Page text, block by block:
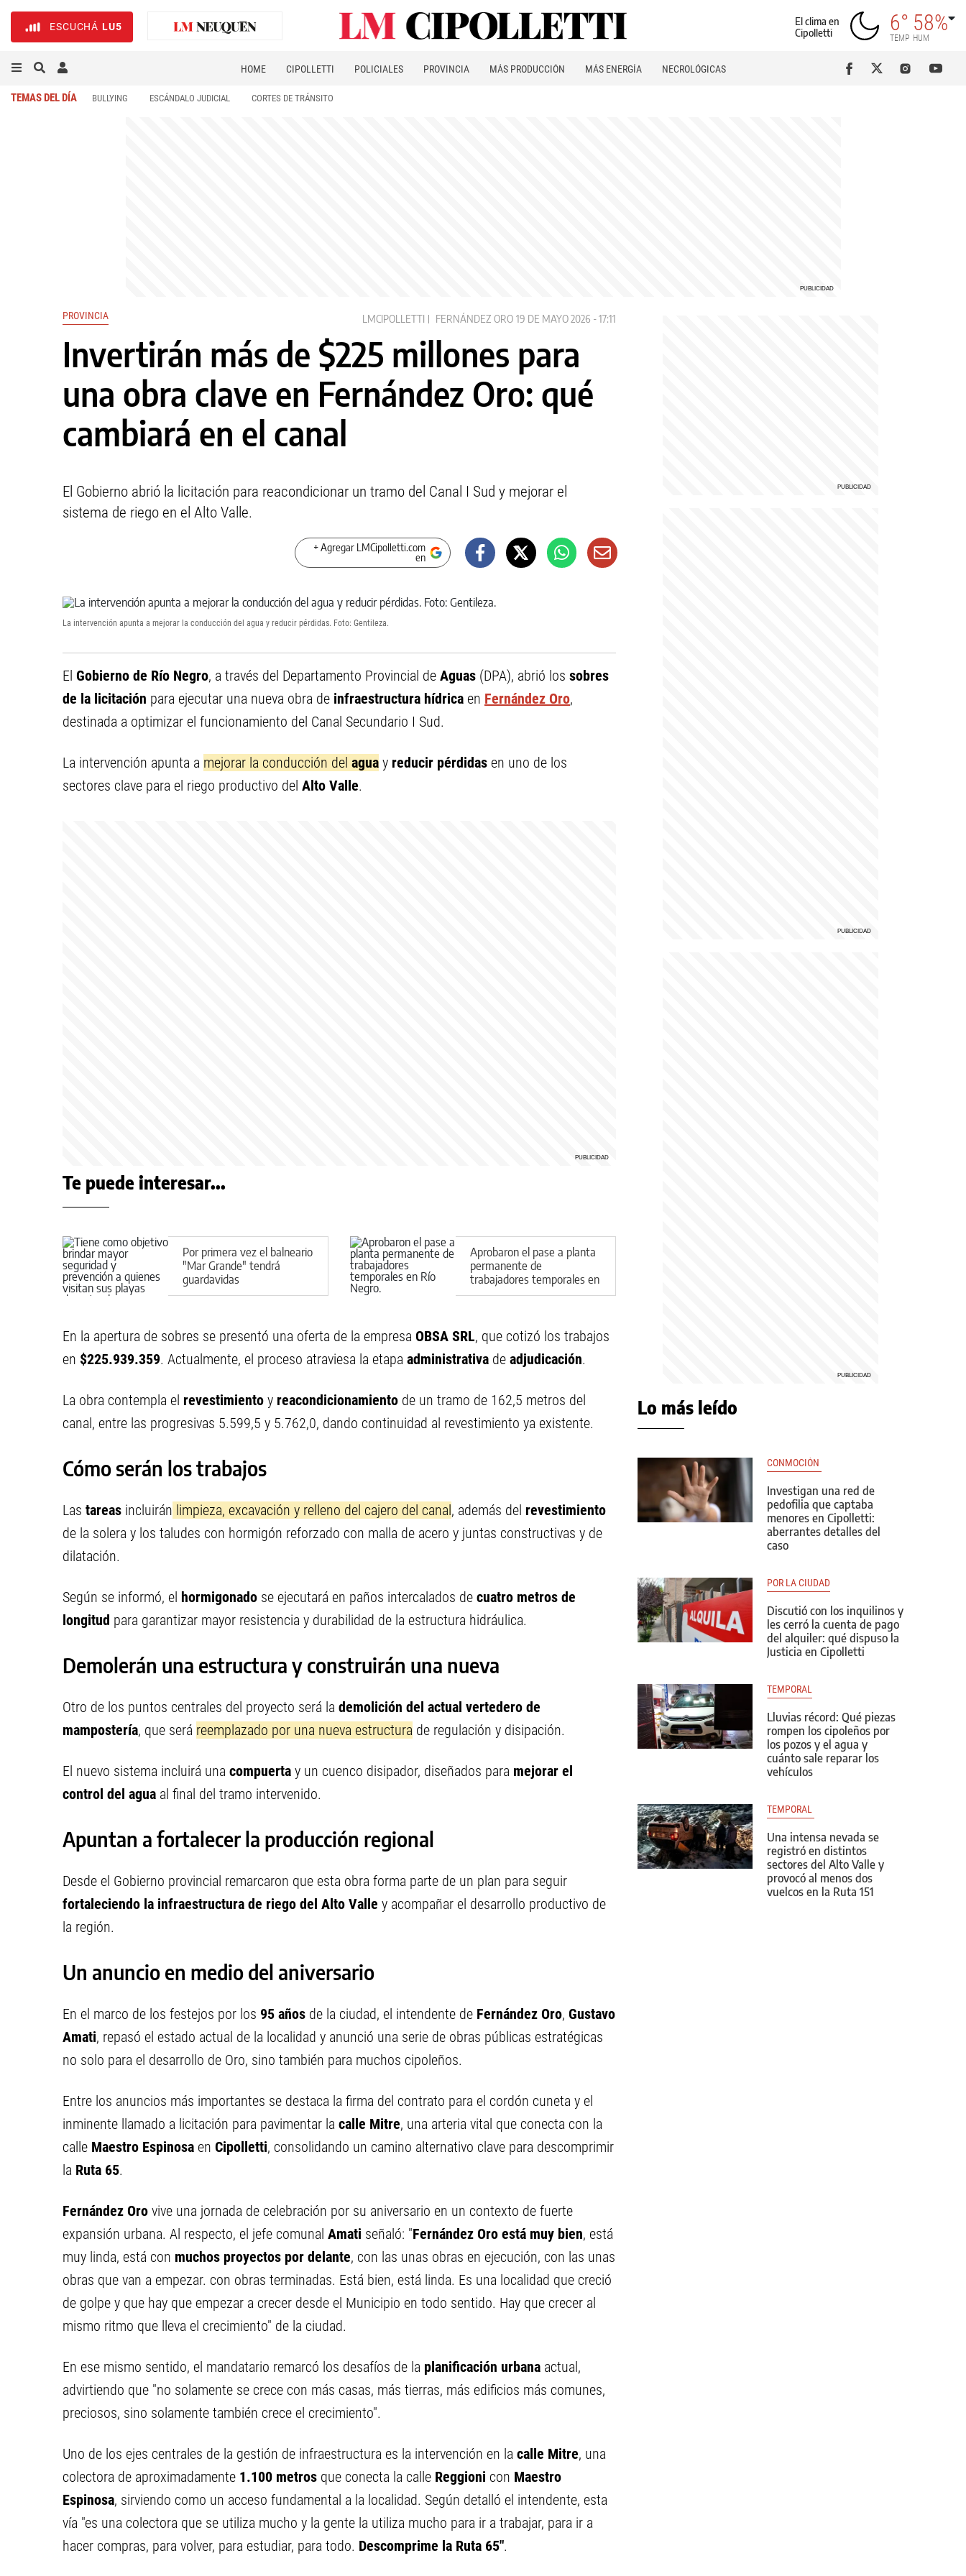
ESCUCHÁ LU5
El clima en
Cipolletti
6°
TEMP
58%
HUM
HOME CIPOLLETTI POLICIALES PROVINCIA MÁS PRODUCCIÓN MÁS ENERGÍA NECROLÓGICAS
TEMAS DEL DÍA BULLYING ESCÁNDALO JUDICIAL CORTES DE TRÁNSITO
PROVINCIA LMCIPOLLETTI FERNÁNDEZ ORO 19 DE MAYO 2026 - 17:11
Invertirán más de $225 millones para
una obra clave en Fernández Oro: qué
cambiará en el canal
El Gobierno abrió la licitación para reacondicionar un tramo del Canal I Sud y mejorar el
sistema de riego en el Alto Valle.
+ Agregar LMCipolletti.com
en
La intervención apunta a mejorar la conducción del agua y reducir pérdidas. Foto: Gentileza.
El Gobierno de Río Negro, a través del Departamento Provincial de Aguas (DPA), abrió los sobres
de la licitación para ejecutar una nueva obra de infraestructura hídrica en Fernández Oro,
destinada a optimizar el funcionamiento del Canal Secundario I Sud.
La intervención apunta a mejorar la conducción del agua y reducir pérdidas en uno de los
sectores clave para el riego productivo del Alto Valle.
Te puede interesar...
Por primera vez el balneario
"Mar Grande" tendrá
guardavidas
Aprobaron el pase a planta
permanente de
trabajadores temporales en
Río Negro
En la apertura de sobres se presentó una oferta de la empresa OBSA SRL, que cotizó los trabajos
en $225.939.359. Actualmente, el proceso atraviesa la etapa administrativa de adjudicación.
La obra contempla el revestimiento y reacondicionamiento de un tramo de 162,5 metros del
canal, entre las progresivas 5.599,5 y 5.762,0, dando continuidad al revestimiento ya existente.
Cómo serán los trabajos
Las tareas incluirán limpieza, excavación y relleno del cajero del canal, además del revestimiento
de la solera y los taludes con hormigón reforzado con malla de acero y juntas constructivas y de
dilatación.
Según se informó, el hormigonado se ejecutará en paños intercalados de cuatro metros de
longitud para garantizar mayor resistencia y durabilidad de la estructura hidráulica.
Demolerán una estructura y construirán una nueva
Otro de los puntos centrales del proyecto será la demolición del actual vertedero de
mampostería, que será reemplazado por una nueva estructura de regulación y disipación.
El nuevo sistema incluirá una compuerta y un cuenco disipador, diseñados para mejorar el
control del agua al final del tramo intervenido.
Apuntan a fortalecer la producción regional
Desde el Gobierno provincial remarcaron que esta obra forma parte de un plan para seguir
fortaleciendo la infraestructura de riego del Alto Valle y acompañar el desarrollo productivo de
la región.
Un anuncio en medio del aniversario
En el marco de los festejos por los 95 años de la ciudad, el intendente de Fernández Oro, Gustavo
Amati, repasó el estado actual de la localidad y anunció una serie de obras públicas estratégicas
no solo para el desarrollo de Oro, sino también para muchos cipoleños.
Entre los anuncios más importantes se destaca la firma del contrato para el cordón cuneta y el
inminente llamado a licitación para pavimentar la calle Mitre, una arteria vital que conecta con la
calle Maestro Espinosa en Cipolletti, consolidando un camino alternativo clave para descomprimir
la Ruta 65.
Fernández Oro vive una jornada de celebración por su aniversario en un contexto de fuerte
expansión urbana. Al respecto, el jefe comunal Amati señaló: "Fernández Oro está muy bien, está
muy linda, está con muchos proyectos por delante, con las unas obras en ejecución, con las unas
obras que van a empezar. con obras terminadas. Está bien, está linda. Es una localidad que creció
de golpe y que hay que empezar a crecer desde el Municipio en todo sentido. Hay que crecer al
mismo ritmo que lleva el crecimiento" de la ciudad.
En ese mismo sentido, el mandatario remarcó los desafíos de la planificación urbana actual,
advirtiendo que "no solamente se crece con más casas, más tierras, más edificios más comunes,
preciosos, sino solamente también crece el crecimiento".
Uno de los ejes centrales de la gestión de infraestructura es la intervención en la calle Mitre, una
colectora de aproximadamente 1.100 metros que conecta la calle Reggioni con Maestro
Espinosa, sirviendo como un acceso fundamental a la localidad. Según detalló el intendente, esta
vía "es una colectora que se utiliza mucho y la gente la utiliza mucho para ir a trabajar, para ir a
hacer compras, para volver, para estudiar, para todo. Descomprime la Ruta 65".
Lo más leído
CONMOCIÓN
Investigan una red de
pedofilia que captaba
menores en Cipolletti:
aberrantes detalles del
caso
POR LA CIUDAD
Discutió con los inquilinos y
les cerró la cuenta de pago
del alquiler: qué dispuso la
Justicia en Cipolletti
TEMPORAL
Lluvias récord: Qué piezas
rompen los cipoleños por
los pozos y el agua y
cuánto sale reparar los
vehículos
TEMPORAL
Una intensa nevada se
registró en distintos
sectores del Alto Valle y
provocó al menos dos
vuelcos en la Ruta 151